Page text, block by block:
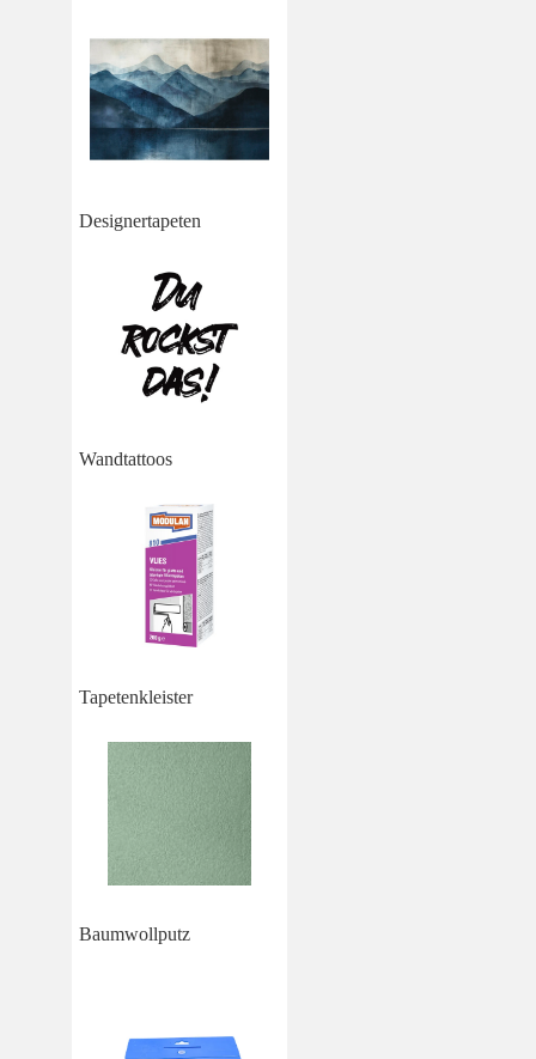
Designertapeten
Wandtattoos
Tapetenkleister
Baumwollputz